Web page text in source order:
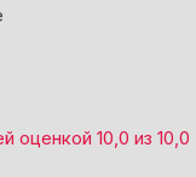
оценкой 10,0 из 10,0